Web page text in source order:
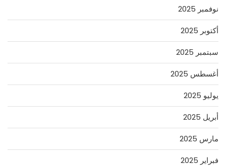
نوفمبر 2025
أكتوبر 2025
سبتمبر 2025
أغسطس 2025
يوليو 2025
أبريل 2025
مارس 2025
فبراير 2025